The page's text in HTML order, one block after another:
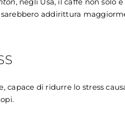
addirittura
capace di ridurre lo stress